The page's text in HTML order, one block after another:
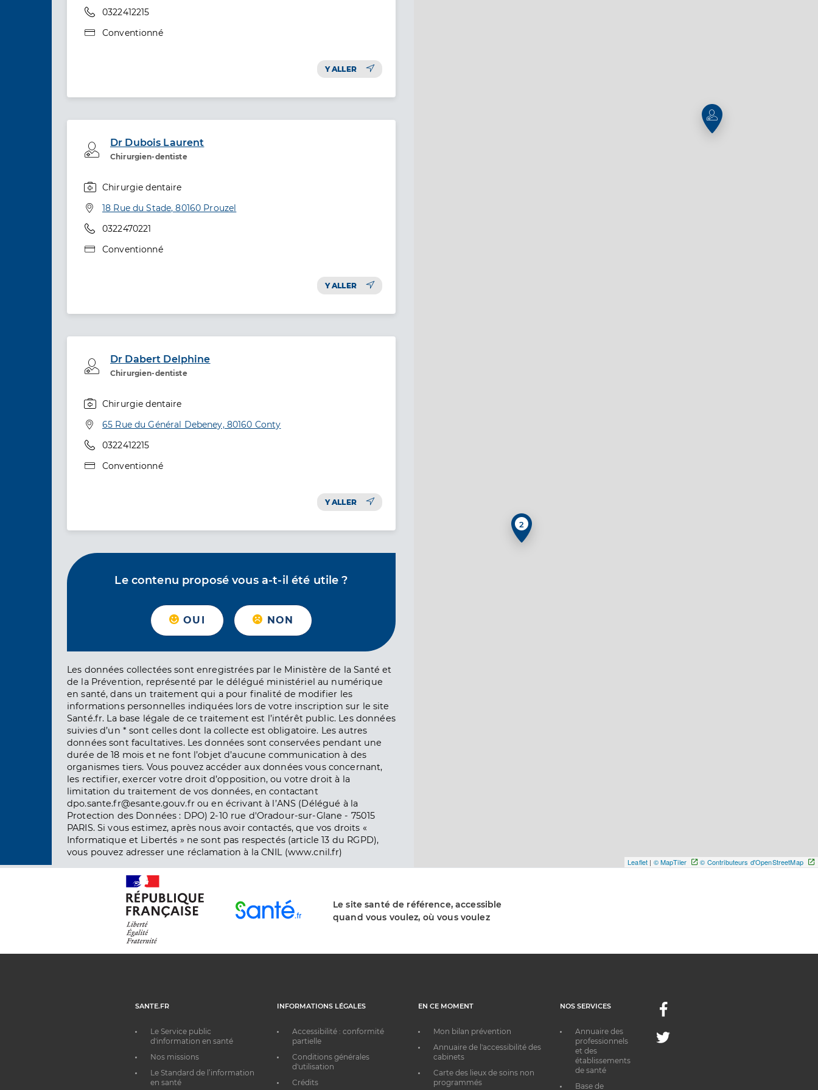
Téléphone
0322412215
Type de convention
Conventionné
Y ALLER
Dr Dubois Laurent
Chirurgien-dentiste
Professionel de santé
Chirurgie dentaire
Adresse
18 Rue du Stade, 80160 Prouzel
Téléphone
0322470221
Type de convention
Conventionné
Y ALLER
Dr Dabert Delphine
Chirurgien-dentiste
Professionel de santé
Chirurgie dentaire
Adresse
65 Rue du Général Debeney, 80160 Conty
Téléphone
0322412215
Type de convention
Conventionné
Y ALLER
Le contenu proposé vous a-t-il été utile ?
OUI NON
Les données collectées sont enregistrées par le Ministère de la Santé et
de la Prévention, représenté par le délégué ministériel au numérique
en santé, dans un traitement qui a pour finalité de modifier les
informations personnelles indiquées lors de votre inscription sur le site
Santé.fr. La base légale de ce traitement est l’intérêt public. Les données
suivies d’un * sont celles dont la collecte est obligatoire. Les autres
données sont facultatives. Les données sont conservées pendant une
durée de 18 mois et ne font l’objet d’aucune communication à des
organismes tiers. Vous pouvez accéder aux données vous concernant,
les rectifier, exercer votre droit d’opposition, ou votre droit à la
limitation du traitement de vos données, en contactant
dpo.sante.fr@esante.gouv.fr ou en écrivant à l’ANS (Délégué à la
Protection des Données : DPO) 2-10 rue d'Oradour-sur-Glane - 75015
PARIS. Si vous estimez, après nous avoir contactés, que vos droits «
Informatique et Libertés » ne sont pas respectés (article 13 du RGPD),
vous pouvez adresser une réclamation à la CNIL (www.cnil.fr)
2
Leaflet | © MapTiler © Contributeurs d'OpenStreetMap
Le site santé de référence, accessible
quand vous voulez, où vous voulez
SANTE.FR
Le Service public
d'information en santé
Nos missions
Le Standard de l’information
en santé
INFORMATIONS LÉGALES
Accessibilité : conformité
partielle
Conditions générales
d'utilisation
Crédits
EN CE MOMENT
Mon bilan prévention
Annuaire de l'accessibilité des
cabinets
Carte des lieux de soins non
programmés
NOS SERVICES
Annuaire des
professionnels
et des
établissements
de santé
Base de
Facebook
Twitter